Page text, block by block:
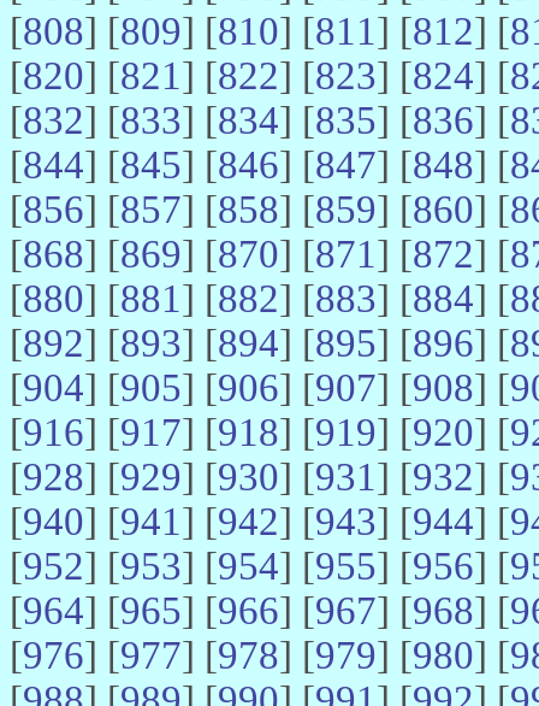
[808] [809] [810] [811] [812] [
[820] [821] [822] [823] [824] [
[832] [833] [834] [835] [836] [
[844] [845] [846] [847] [848] [
[856] [857] [858] [859] [860] [
[868] [869] [870] [871] [872] [
[880] [881] [882] [883] [884] [
[892] [893] [894] [895] [896] [
[904] [905] [906] [907] [908] [
[916] [917] [918] [919] [920] [
[928] [929] [930] [931] [932] [
[940] [941] [942] [943] [944] [
[952] [953] [954] [955] [956] [
[964] [965] [966] [967] [968] [
[976] [977] [978] [979] [980] [